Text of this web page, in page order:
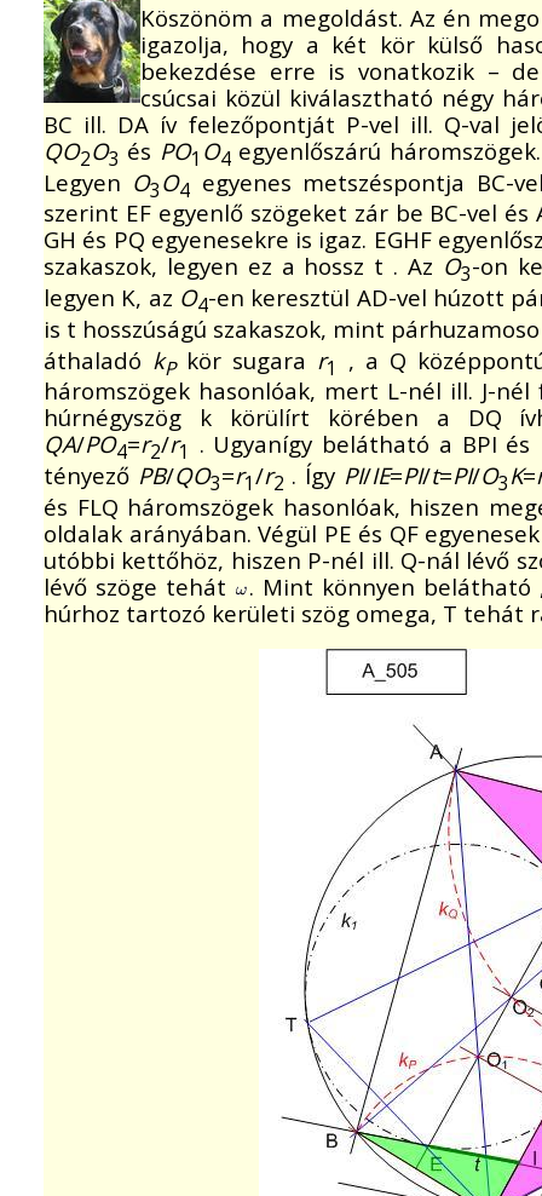
Köszönöm a megoldást. Az én
igazolja, hogy a két kör külső
bekezdése erre is vonatkozik –
csúcsai közül kiválasztható négy
BC ill. DA ív felezőpontját P-vel ill. Q-val
QO2O3 és PO1 O4 egyenlőszárú
Legyen O3O4 egyenes metszéspontja BC-
szerint EF egyenlő szögeket zár be BC-vel
GH és PQ egyenesekre is igaz. EGHF
szakaszok, legyen ez a hossz t . Az O3-on
legyen K, az O4-en keresztül AD-vel húzott
is t hosszúságú szakaszok, mint
áthaladó kPkör sugara r1
, a Q
háromszögek hasonlóak, mert L-nél ill. J-
húrnégyszög k körülírt körében a DQ
QA/PO4=r2/r1 . Ugyanígy belátható a BPI és
tényező PB/QO3=r1/r2 . Így PI/IE=PI/t=PI/O3K=
és FLQ háromszögek hasonlóak, hiszen
oldalak arányában. Végül PE és QF
utóbbi kettőhöz, hiszen P-nél ill. Q-nál lévő
lévő szöge tehát
. Mint könnyen belátható
húrhoz tartozó kerületi szög omega, T tehát